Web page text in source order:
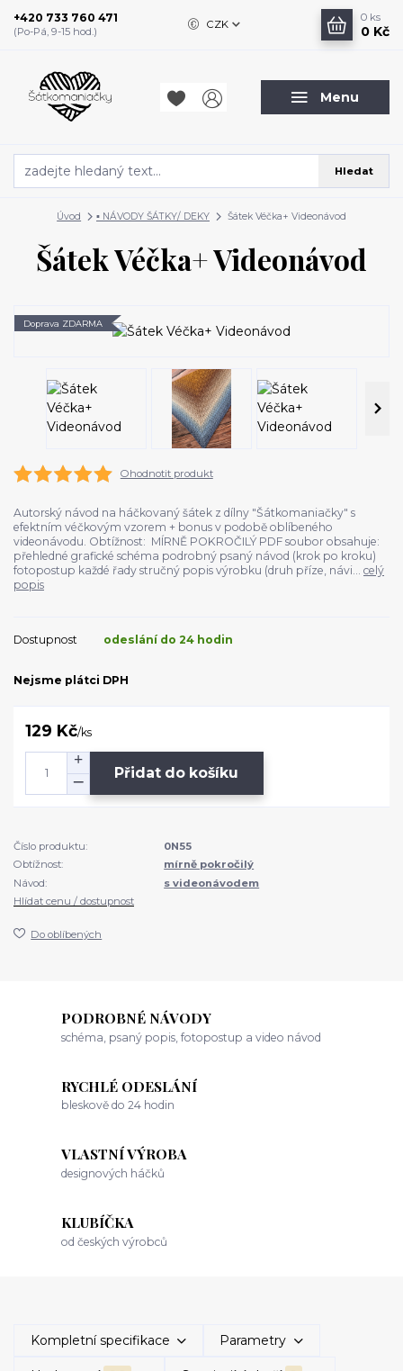
Menu
CZK
Hledat
+420 733 760 471
(Po-Pá, 9-15 hod.)
0 ks
0 Kč
Úvod ▪️ NÁVODY ŠÁTKY/ DEKY Šátek Véčka+ Videonávod
Šátek Véčka+ Videonávod
Doprava ZDARMA
Ohodnotit produkt
Autorský návod na háčkovaný šátek z dílny "Šátkomaniačky" s
efektním véčkovým vzorem + bonus v podobě oblíbeného
videonávodu. Obtížnost: MÍRNĚ POKROČILÝ PDF soubor obsahuje:
přehledné grafické schéma podrobný psaný návod (krok po kroku)
fotopostup každé řady stručný popis výrobku (druh příze, návi... celý
popis
Dostupnost odeslání do 24 hodin
Nejsme plátci DPH
129 Kč/ks
Přidat do košíku
Číslo produktu:
0N55
Obtížnost:
mírně pokročilý
Návod:
s videonávodem
Hlídat cenu / dostupnost
Do oblíbených
PODROBNÉ NÁVODY
schéma, psaný popis, fotopostup a video návod
RYCHLÉ ODESLÁNÍ
bleskově do 24 hodin
VLASTNÍ VÝROBA
designových háčků
KLUBÍČKA
od českých výrobců
Kompletní specifikace Parametry